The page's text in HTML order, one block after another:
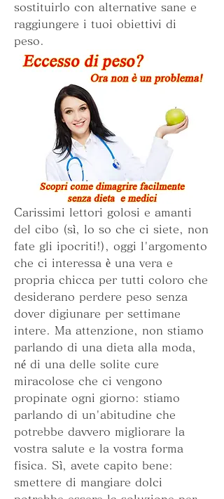
sostituirlo con alternative sane e
raggiungere i tuoi obiettivi di
peso.
Carissimi lettori golosi e amanti
del cibo (sì, lo so che ci siete, non
fate gli ipocriti!), oggi l'argomento
che ci interessa è una vera e
propria chicca per tutti coloro che
desiderano perdere peso senza
dover digiunare per settimane
intere. Ma attenzione, non stiamo
parlando di una dieta alla moda,
né di una delle solite cure
miracolose che ci vengono
propinate ogni giorno: stiamo
parlando di un'abitudine che
potrebbe davvero migliorare la
vostra salute e la vostra forma
fisica. Sì, avete capito bene:
smettere di mangiare dolci